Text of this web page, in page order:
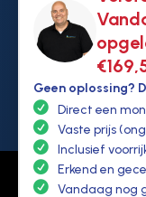
Geen oplossing?
Direct een
Vaste prijs
Inclusief
Erkend en
Vandaag nog
Riool
Riool
© Copyright